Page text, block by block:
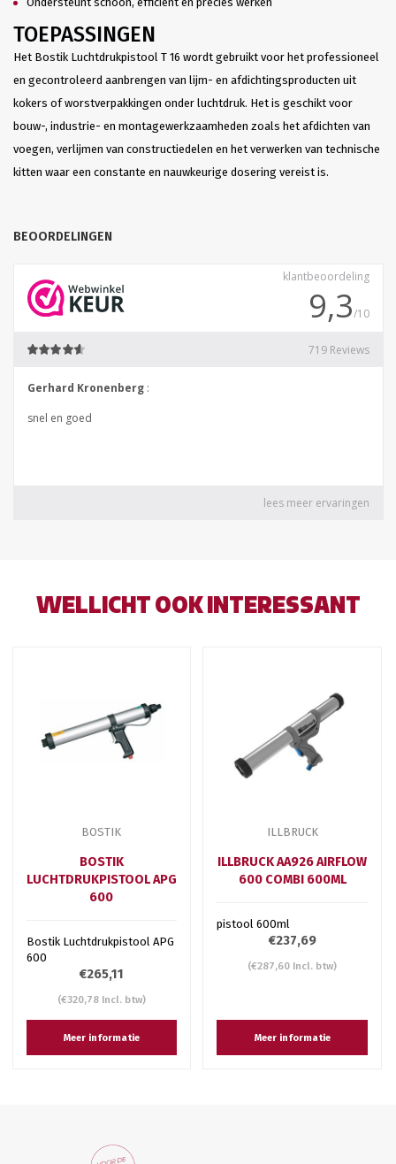
TOEPASSINGEN
Het Bostik Luchtdrukpistool T 16 wordt gebruikt voor het professioneel
en gecontroleerd aanbrengen van lijm- en afdichtingsproducten uit
kokers of worstverpakkingen onder luchtdruk. Het is geschikt voor
bouw-, industrie- en montagewerkzaamheden zoals het afdichten van
voegen, verlijmen van constructiedelen en het verwerken van technische
kitten waar een constante en nauwkeurige dosering vereist is.
BEOORDELINGEN
WELLICHT OOK INTERESSANT
BOSTIK
BOSTIK
LUCHTDRUKPISTOOL APG
600
Bostik Luchtdrukpistool APG
600
€265,11
(€320,78 Incl. btw)
Meer informatie
ILLBRUCK
ILLBRUCK AA926 AIRFLOW
600 COMBI 600ML
pistool 600ml
€237,69
(€287,60 Incl. btw)
Meer informatie